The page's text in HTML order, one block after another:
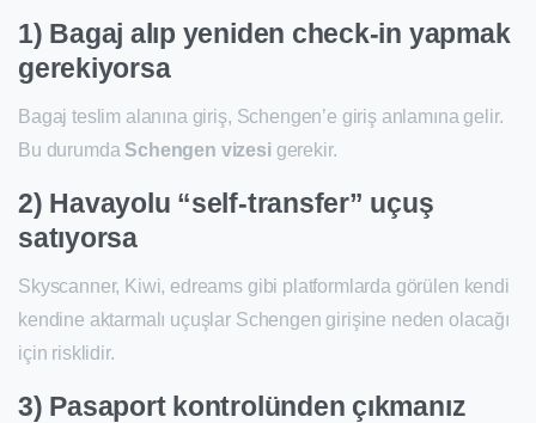
1) Bagaj alıp yeniden check-in yapmak
gerekiyorsa
Bagaj teslim alanına giriş, Schengen’e giriş anlamına gelir.
Bu durumda Schengen vizesigerekir.
2) Havayolu “self-transfer” uçuş
satıyorsa
Skyscanner, Kiwi, edreams gibi platformlarda görülen kendi
kendine aktarmalı uçuşlar Schengen girişine neden olacağı
için risklidir.
3) Pasaport kontrolünden çıkmanız